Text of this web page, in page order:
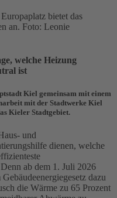
bietet das
an. Foto: Leonie
welche Heizung
ist
Kiel gemeinsam mit einem
mit der Stadtwerke Kiel
Kieler Stadtgebiet.
und
dienen, welche
ab dem 1. Juli 2026
dazu
die Wärme zu 65 Prozent